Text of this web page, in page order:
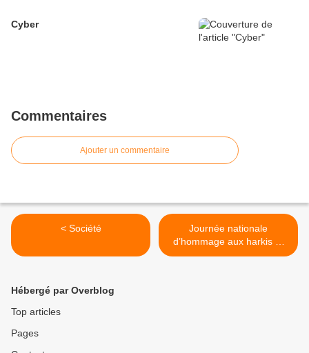
Cyber
Commentaires
Ajouter un commentaire
< Société
Journée nationale
d’hommage aux harkis et
autres membres des
Hébergé par Overblog
Top articles
Pages